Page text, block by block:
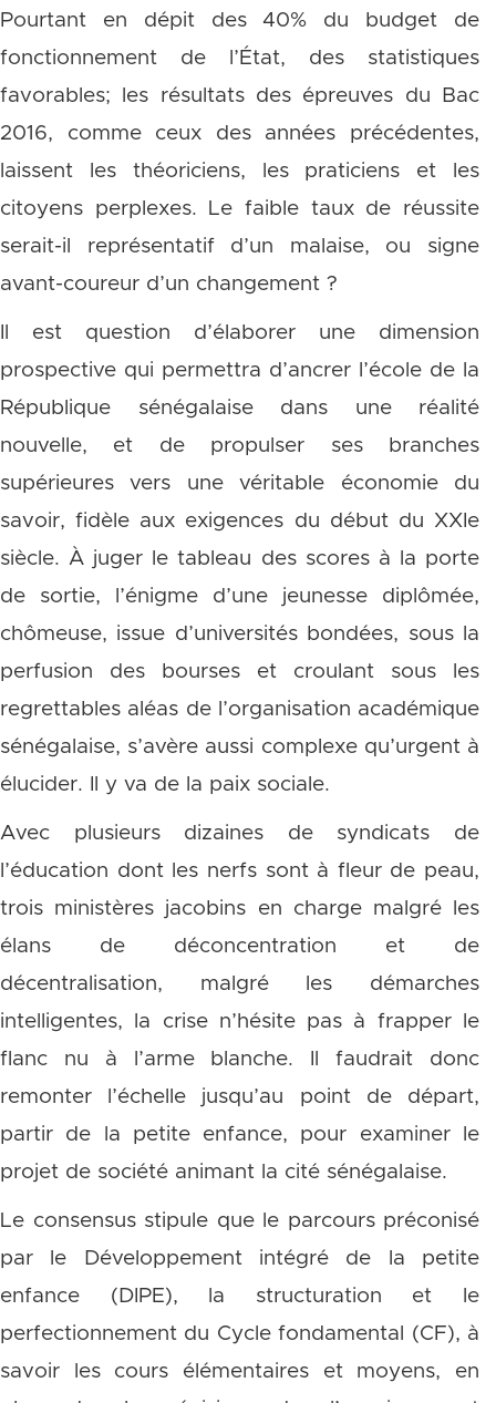
Pourtant en dépit des 40% du budget de
fonctionnement de l’État, des statistiques
favorables; les résultats des épreuves du Bac
2016, comme ceux des années précédentes,
laissent les théoriciens, les praticiens et les
citoyens perplexes. Le faible taux de réussite
serait-il représentatif d’un malaise, ou signe
avant-coureur d’un changement ?
Il est question d’élaborer une dimension
prospective qui permettra d’ancrer l’école de la
République sénégalaise dans une réalité
nouvelle, et de propulser ses branches
supérieures vers une véritable économie du
savoir, fidèle aux exigences du début du XXIe
siècle. À juger le tableau des scores à la porte
de sortie, l’énigme d’une jeunesse diplômée,
chômeuse, issue d’universités bondées, sous la
perfusion des bourses et croulant sous les
regrettables aléas de l’organisation académique
sénégalaise, s’avère aussi complexe qu’urgent à
élucider. Il y va de la paix sociale.
Avec plusieurs dizaines de syndicats de
l’éducation dont les nerfs sont à fleur de peau,
trois ministères jacobins en charge malgré les
élans de déconcentration et de
décentralisation, malgré les démarches
intelligentes, la crise n’hésite pas à frapper le
flanc nu à l’arme blanche. Il faudrait donc
remonter l’échelle jusqu’au point de départ,
partir de la petite enfance, pour examiner le
projet de société animant la cité sénégalaise.
Le consensus stipule que le parcours préconisé
par le Développement intégré de la petite
enfance (DIPE), la structuration et le
perfectionnement du Cycle fondamental (CF), à
savoir les cours élémentaires et moyens, en